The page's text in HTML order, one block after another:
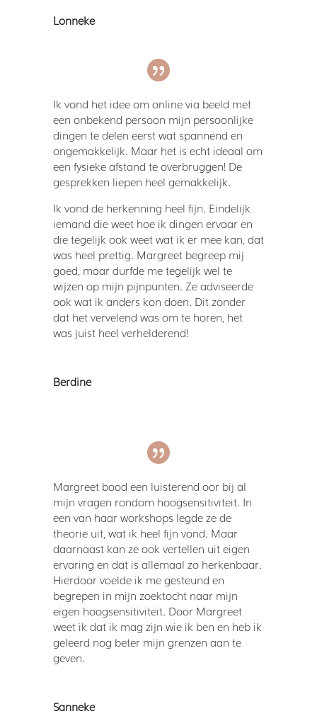
Lonneke
Ik vond het idee om online via beeld met
een onbekend persoon mijn persoonlijke
dingen te delen eerst wat spannend en
ongemakkelijk. Maar het is echt ideaal om
een fysieke afstand te overbruggen! De
gesprekken liepen heel gemakkelijk.
Ik vond de herkenning heel fijn. Eindelijk
iemand die weet hoe ik dingen ervaar en
die tegelijk ook weet wat ik er mee kan, dat
was heel prettig. Margreet begreep mij
goed, maar durfde me tegelijk wel te
wijzen op mijn pijnpunten. Ze adviseerde
ook wat ik anders kon doen. Dit zonder
dat het vervelend was om te horen, het
was juist heel verhelderend!
Berdine
Margreet bood een luisterend oor bij al
mijn vragen rondom hoogsensitiviteit. In
een van haar workshops legde ze de
theorie uit, wat ik heel fijn vond. Maar
daarnaast kan ze ook vertellen uit eigen
ervaring en dat is allemaal zo herkenbaar.
Hierdoor voelde ik me gesteund en
begrepen in mijn zoektocht naar mijn
eigen hoogsensitiviteit. Door Margreet
weet ik dat ik mag zijn wie ik ben en heb ik
geleerd nog beter mijn grenzen aan te
geven.
Sanneke